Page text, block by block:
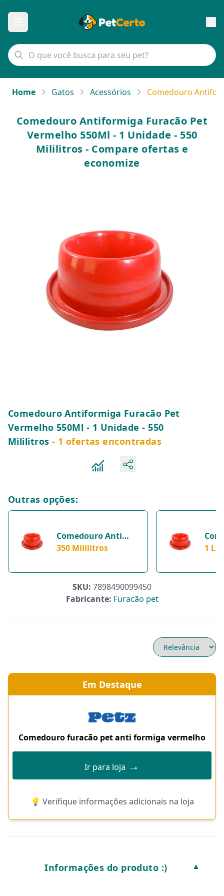
Home Gatos Acessórios Comedouro
Comedouro Antiformiga Furacão Pet
Vermelho 550Ml - 1 Unidade - 550
Mililitros - Compare ofertas e
economize
Comedouro Antiformiga Furacão Pet
Vermelho 550Ml - 1 Unidade - 550
Mililitros - 1 ofertas encontradas
Outras opções:
Comedouro Anti
Formiga Furacão Pet
Unidade - 350
Mililitros
350 Mililitros 1
SKU: 7898490099450
Fabricante: Furacão pet
Em Destaque
Comedouro furacão pet anti formiga vermelho
Ir para loja →
💡 Verifique informações adicionais na loja
Informações do produto :) ▼